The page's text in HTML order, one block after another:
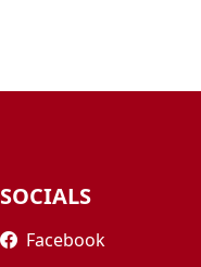
SOCIALS
Facebook